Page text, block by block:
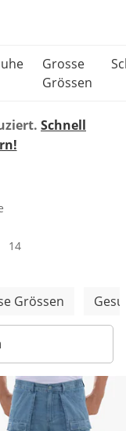
Grosse
Grössen
Schnell
Produkte
14
Grössen